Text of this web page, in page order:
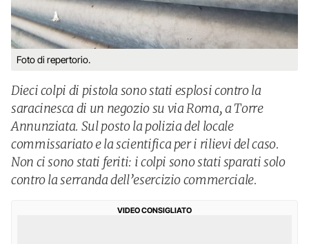
Foto di repertorio.
Dieci colpi di pistola sono stati esplosi contro la
saracinesca di un negozio su via Roma, a Torre
Annunziata. Sul posto la polizia del locale
commissariato e la scientifica per i rilievi del caso.
Non ci sono stati feriti: i colpi sono stati sparati solo
contro la serranda dell’esercizio commerciale.
VIDEO CONSIGLIATO